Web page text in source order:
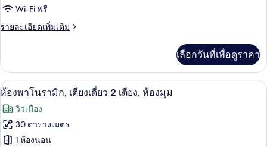
เตียง
(Park
Penthouse)
สแตนดาร์ด,
เตียง
ไซส์
เตียง
(Roll-
In
Shower)
Wi-Fi ฟรี
รายละเอียดเพิ่มเติม
ราย
เกี่ยว
กับ
ห้อง
เตียง
คิง
ไซส์
เลือกวันที่เพื่อดูราคา
เปิด
ภาพถ่าย
ทั้งหมด
ของ
ทีวีจอแอลซีดี 47 นิ้ว พร้อมช่องดิจิตอล,
14
ห้องพาโนรามิก, เตียงเดี่ยว 2 เตียง, ห้องมุม
วิวเมือง
30 ตารางเมตร
1 ห้องนอน